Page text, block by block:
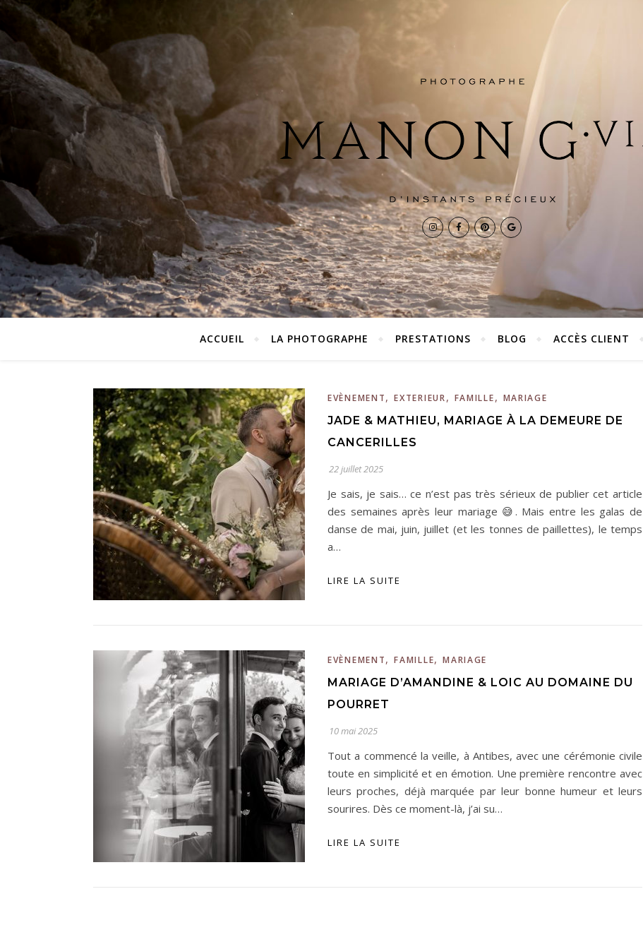
ACCUEIL LA PHOTOGRAPHE PRESTATIONS BLOG ACCÈS CLIENT
EVÈNEMENT,EXTERIEUR, FAMILLE, MARIAGE
JADE & MATHIEU, MARIAGE À LA DEMEURE DE
CANCERILLES
22 juillet 2025
Je sais, je sais… ce n’est pas très sérieux de publier cet article
des semaines après leur mariage 😅. Mais entre les galas de
danse de mai, juin, juillet (et les tonnes de paillettes), le temps
a…
LIRE LA SUITE
EVÈNEMENT,FAMILLE,MARIAGE
MARIAGE D’AMANDINE & LOIC AU DOMAINE DU
POURRET
10 mai 2025
Tout a commencé la veille, à Antibes, avec une cérémonie civile
toute en simplicité et en émotion. Une première rencontre avec
leurs proches, déjà marquée par leur bonne humeur et leurs
sourires. Dès ce moment-là, j’ai su…
LIRE LA SUITE